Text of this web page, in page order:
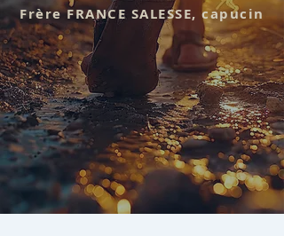
Frère FRANCE SALESSE, capucin